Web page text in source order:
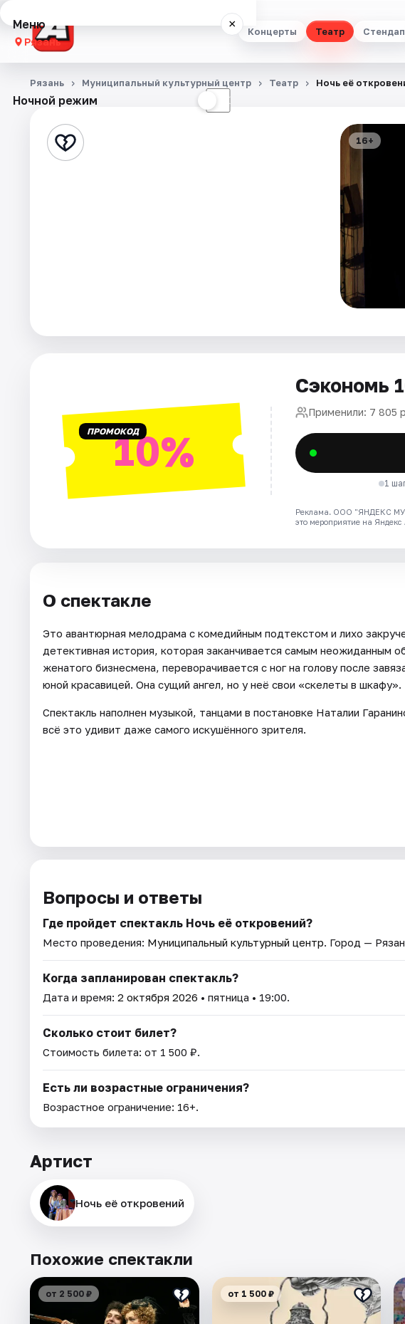
Концерты Театр Стендап
Меню ×
Рязань
Концерты
Стендап
Рейтинги
Ночной режим ☾
Рязань Муниципальный культурный центр Театр Ночь её
16+
ПРОМОКОД10%
Сэкономь
Применили: 7 805
1
Реклама. ООО "ЯНДЕКС
это мероприятие на
О спектакле
Это авантюрная мелодрама с комедийным подтекстом и лихо
детективная история, которая заканчивается самым неожиданным
женатого бизнесмена, переворачивается с ног на голову после
юной красавицей. Она сущий ангел, но у неё свои «скелеты в шкафу».
Спектакль наполнен музыкой, танцами в постановке Наталии
всё это удивит даже самого искушённого зрителя.
Вопросы и ответы
Где пройдет спектакль Ночь её откровений?
Место проведения: Муниципальный культурный центр. Город —
Когда запланирован спектакль?
Дата и время: 2 октября 2026 • пятница • 19:00.
Сколько стоит билет?
Стоимость билета: от 1 500 ₽.
Есть ли возрастные ограничения?
Возрастное ограничение: 16+.
Артист
Ночь её откровений
Похожие спектакли
от 2 500 ₽ от 1 500 ₽